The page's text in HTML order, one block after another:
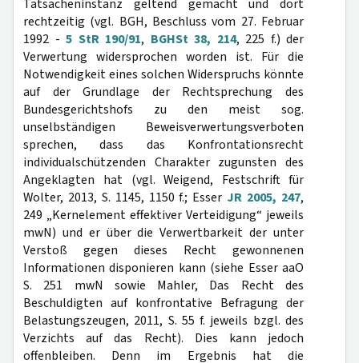
Tatsacheninstanz geltend gemacht und dort
rechtzeitig (vgl. BGH, Beschluss vom 27. Februar
1992 - 5 StR 190/91, BGHSt 38, 214, 225 f.) der
Verwertung widersprochen worden ist. Für die
Notwendigkeit eines solchen Widerspruchs könnte
auf der Grundlage der Rechtsprechung des
Bundesgerichtshofs zu den meist sog.
unselbständigen Beweisverwertungsverboten
sprechen, dass das Konfrontationsrecht
individualschützenden Charakter zugunsten des
Angeklagten hat (vgl. Weigend, Festschrift für
Wolter, 2013, S. 1145, 1150 f.; Esser JR 2005, 247,
249 „Kernelement effektiver Verteidigung“ jeweils
mwN) und er über die Verwertbarkeit der unter
Verstoß gegen dieses Recht gewonnenen
Informationen disponieren kann (siehe Esser aaO
S. 251 mwN sowie Mahler, Das Recht des
Beschuldigten auf konfrontative Befragung der
Belastungszeugen, 2011, S. 55 f. jeweils bzgl. des
Verzichts auf das Recht). Dies kann jedoch
offenbleiben. Denn im Ergebnis hat die